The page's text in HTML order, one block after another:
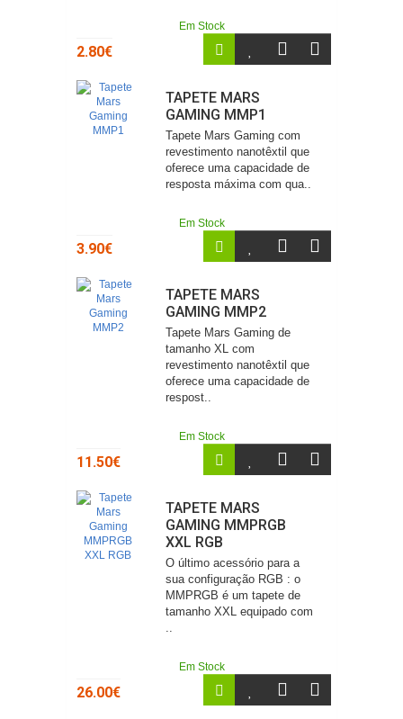
Em Stock
2.80€
TAPETE MARS
GAMING MMP1
Tapete Mars Gaming com
revestimento nanotêxtil que
oferece uma capacidade de
resposta máxima com qua..
Em Stock
3.90€
TAPETE MARS
GAMING MMP2
Tapete Mars Gaming de
tamanho XL com
revestimento nanotêxtil que
oferece uma capacidade de
respost..
Em Stock
11.50€
TAPETE MARS
GAMING MMPRGB
XXL RGB
O último acessório para a
sua configuração RGB : o
MMPRGB é um tapete de
tamanho XXL equipado com
Em Stock
26.00€